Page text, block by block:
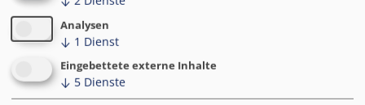
Weitere Informationen
Agenda
Analysen
↓ 1 Dienst
Eingebettete externe Inhalte
↓ 5 Dienste